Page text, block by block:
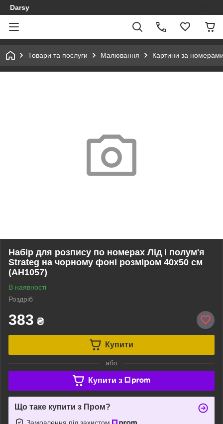
Darsy
Товари та послуги Малювання Картини за
Набір для розпису по номерах Лід і полум'я
Strateg на чорному фоні розміром 40х50 см
(AH1057)
В наявності
Роздріб
383 ₴
Купити
або
Купити з
Що таке купити з Пром?